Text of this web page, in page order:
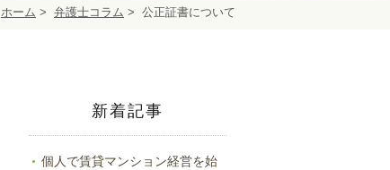
ホーム > 弁護士コラム > 公正証書について
新着記事
個人で賃貸マンション経営を始